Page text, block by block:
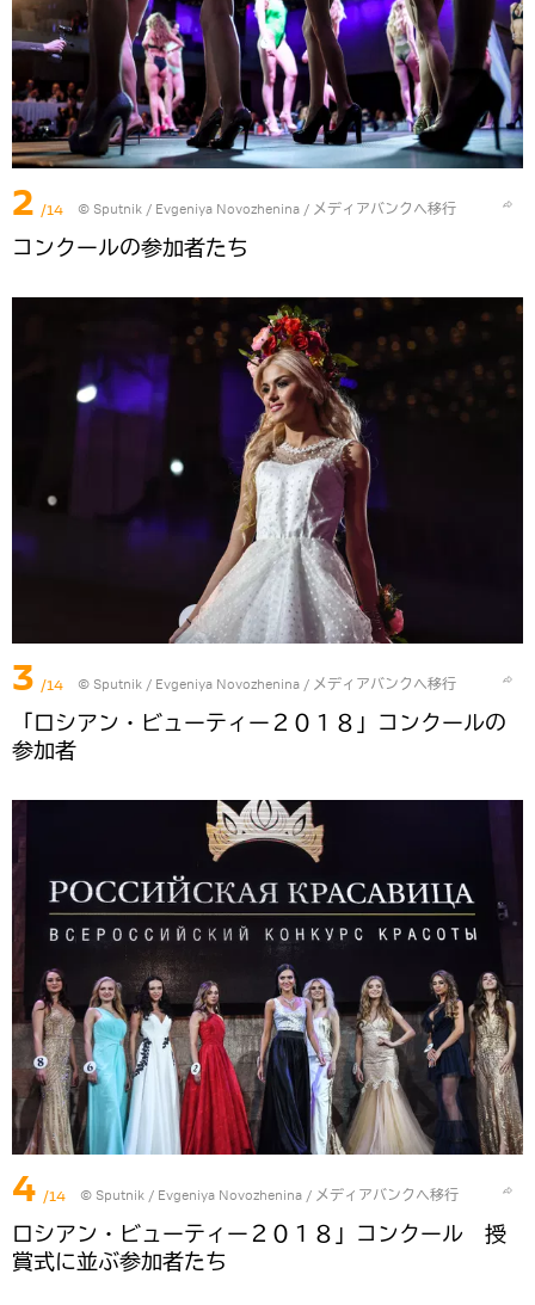
2 /14 © Sputnik / Evgeniya Novozhenina / メディアバンクへ移行
コンクールの参加者たち
3 /14 © Sputnik / Evgeniya Novozhenina / メディアバンクへ移行
「ロシアン・ビューティー２０１８」コンクールの
参加者
4 /14 © Sputnik / Evgeniya Novozhenina / メディアバンクへ移行
ロシアン・ビューティー２０１８」コンクール 授
賞式に並ぶ参加者たち